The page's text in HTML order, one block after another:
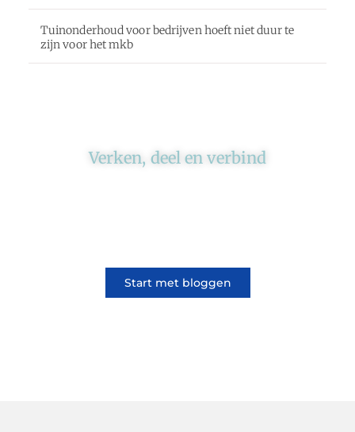
Tuinonderhoud voor bedrijven hoeft niet duur te
zijn voor het mkb
Verken, deel en verbind
Start met bloggen